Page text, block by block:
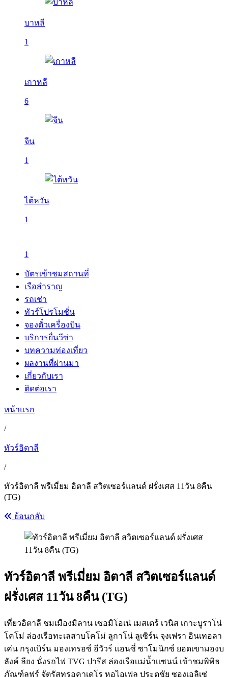
บาหลี
1
เกาหลี
6
จีน
1
ไต้หวัน
1
1
บัตรเข้าชมสถานที่
เรือสำราญ
รถเช่า
ทัวร์โปรโมชั่น
จองตั๋วเครื่องบิน
บริการยื่นวีซ่า
บทความท่องเที่ยว
ผลงานที่ผ่านมา
เกี่ยวกับเรา
ติดต่อเรา
หน้าแรก
/
ทัวร์อิตาลี
/
ทัวร์อิตาลี พรีเมี่ยม อิตาลี สวิตเซอร์แลนด์ ฝรั่งเศส 11วัน 8คืน
(TG)
ย้อนกลับ
ทัวร์อิตาลี พรีเมี่ยม อิตาลี สวิตเซอร์แลนด์
ฝรั่งเศส 11วัน 8คืน (TG)
เที่ยวอิตาลี ชมเมืองมิลาน เซอมิโอเน่ เมสเตร้ เวนิส เกาะบูราโน่
โคโม่ ล่องเรือทะเลสาบโคโม่ ลูกาโน่ ลูเซิร์น จุงเฟรา อินเทอลา
เค่น กรุงเบิร์น มองเทรอซ์ อีวัวร์ เเอนซี่ ซาโมนิกซ์ ยอดเขามองบ
ลังค์ ลียง นั่งรถไฟ TVG ปารีส ล่องเรือเเม่น้ำเเซนน์ เข้าชมพิพิธ
ภัณฑ์ลูฟร์ จัตุรัสทรอคาเดโร หอไอเฟล ประตูชัย ซองเอลิเซ่